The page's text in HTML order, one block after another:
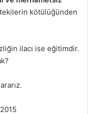
kötülüğünden
ilacı ise eğitimdir.